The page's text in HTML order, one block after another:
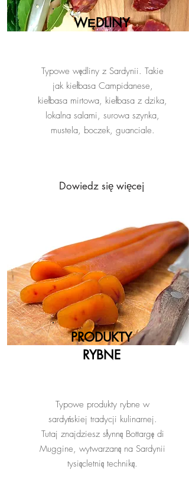
WĘDLINY
Typowe wędliny z Sardynii. Takie
jak kiełbasa Campidanese,
kiełbasa mirtowa, kiełbasa z dzika,
lokalna salami, surowa szynka,
mustela, boczek, guanciale.
Dowiedz się więcej
PRODUKTY
RYBNE
Typowe produkty rybne w
sardyńskiej tradycji kulinarnej.
Tutaj znajdziesz słynną Bottargę di
Muggine, wytwarzaną na Sardynii
tysiącletnią techniką.